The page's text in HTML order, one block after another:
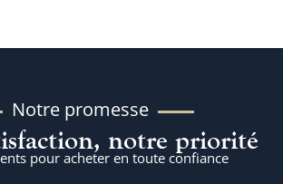
Notre promesse
notre priorité
pour acheter en toute confiance